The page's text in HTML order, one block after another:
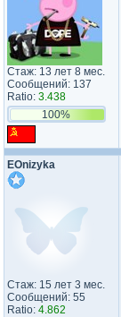
Стаж: 13 лет 8 мес.
Сообщений: 137
Ratio: 3.438
100%
EOnizyka
Стаж: 15 лет 3 мес.
Сообщений: 55
Ratio: 4.862